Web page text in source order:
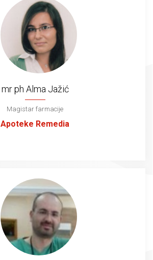
mr ph Alma Jažić
Magistar farmacije
Apoteke Remedia